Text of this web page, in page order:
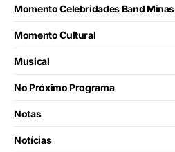
Momento Celebridades Band Minas
Momento Cultural
Musical
No Próximo Programa
Notas
Notícias